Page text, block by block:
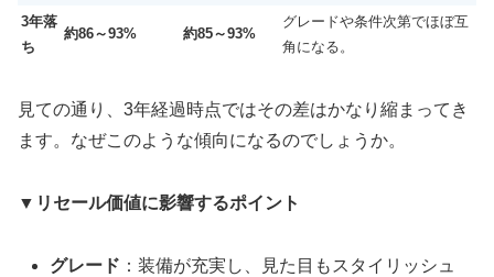
3年落
ち
約86～93% 約85～93%
グレードや条件次第でほぼ互
角になる。
見ての通り、3年経過時点ではその差はかなり縮まってき
ます。なぜこのような傾向になるのでしょうか。
▼ リセール価値に影響するポイント
グレード ：装備が充実し、見た目もスタイリッシュ